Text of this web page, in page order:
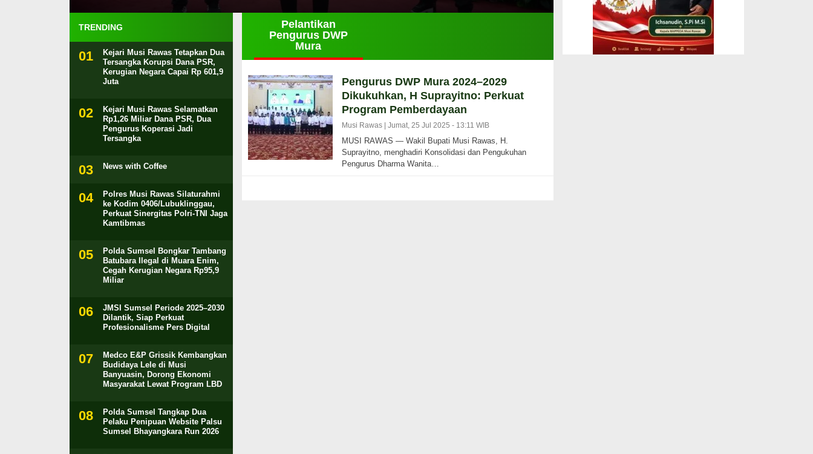
TRENDING
Kejari Musi Rawas Tetapkan Dua
Tersangka Korupsi Dana PSR,
Kerugian Negara Capai Rp 601,9
Juta
Kejari Musi Rawas Selamatkan
Rp1,26 Miliar Dana PSR, Dua
Pengurus Koperasi Jadi
Tersangka
News with Coffee
Polres Musi Rawas Silaturahmi
ke Kodim 0406/Lubuklinggau,
Perkuat Sinergitas Polri-TNI Jaga
Kamtibmas
Polda Sumsel Bongkar Tambang
Batubara Ilegal di Muara Enim,
Cegah Kerugian Negara Rp95,9
Miliar
JMSI Sumsel Periode 2025–2030
Dilantik, Siap Perkuat
Profesionalisme Pers Digital
Medco E&P Grissik Kembangkan
Budidaya Lele di Musi
Banyuasin, Dorong Ekonomi
Masyarakat Lewat Program LBD
Polda Sumsel Tangkap Dua
Pelaku Penipuan Website Palsu
Sumsel Bhayangkara Run 2026
Pelantikan
Pengurus DWP
Mura
Pengurus DWP Mura 2024–2029
Dikukuhkan, H Suprayitno: Perkuat
Program Pemberdayaan
Musi Rawas | Jumat, 25 Jul 2025 - 13:11 WIB
MUSI RAWAS — Wakil Bupati Musi Rawas, H.
Suprayitno, menghadiri Konsolidasi dan Pengukuhan
Pengurus Dharma Wanita…